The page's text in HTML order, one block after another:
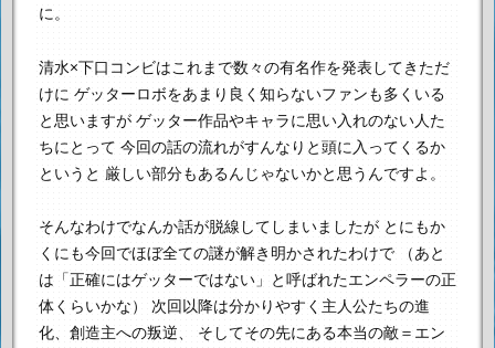
に。
清水×下口コンビはこれまで数々の有名作を発表してきただ
けに ゲッターロボをあまり良く知らないファンも多くいる
と思いますが ゲッター作品やキャラに思い入れのない人た
ちにとって 今回の話の流れがすんなりと頭に入ってくるか
というと 厳しい部分もあるんじゃないかと思うんですよ。
そんなわけでなんか話が脱線してしまいましたが とにもか
くにも今回でほぼ全ての謎が解き明かされたわけで （あと
は「正確にはゲッターではない」と呼ばれたエンペラーの正
体くらいかな）
次回以降は分かりやすく主人公たちの進
化、創造主への叛逆、
そしてその先にある本当の敵＝エン